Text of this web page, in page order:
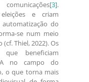
[3].
eleições e criam
do
se num meio
Thiel, 2022). Os
que beneficiam
no campo do
o que torna mais